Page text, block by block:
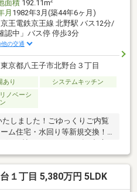
面積192.11m
月 1982年3月(築44年6ヶ月)
京王電鉄京王線 北野駅 バス12分/
認中」バス停 停歩3分
他の交通
東京都八王子市北野台３丁目
あり システムキッチン
ノベーシ
しました！ごゆっくりご内覧
ム住宅・水回り等新規交換！
１丁目 5,380万円 5LDK